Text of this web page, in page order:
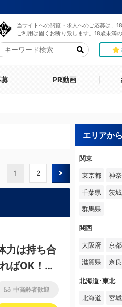
当サイトへの閲覧・求人へのご応募は、
ご利用は固くお断り致します。18歳未満
PR動画
1 2
力は持ち合
ばOK！経
中高齢者歓迎
エリアか
関東
東京都 神
千葉県 茨
群馬県
関西
大阪府 京
滋賀県 奈
北海道･東北
北海道 宮